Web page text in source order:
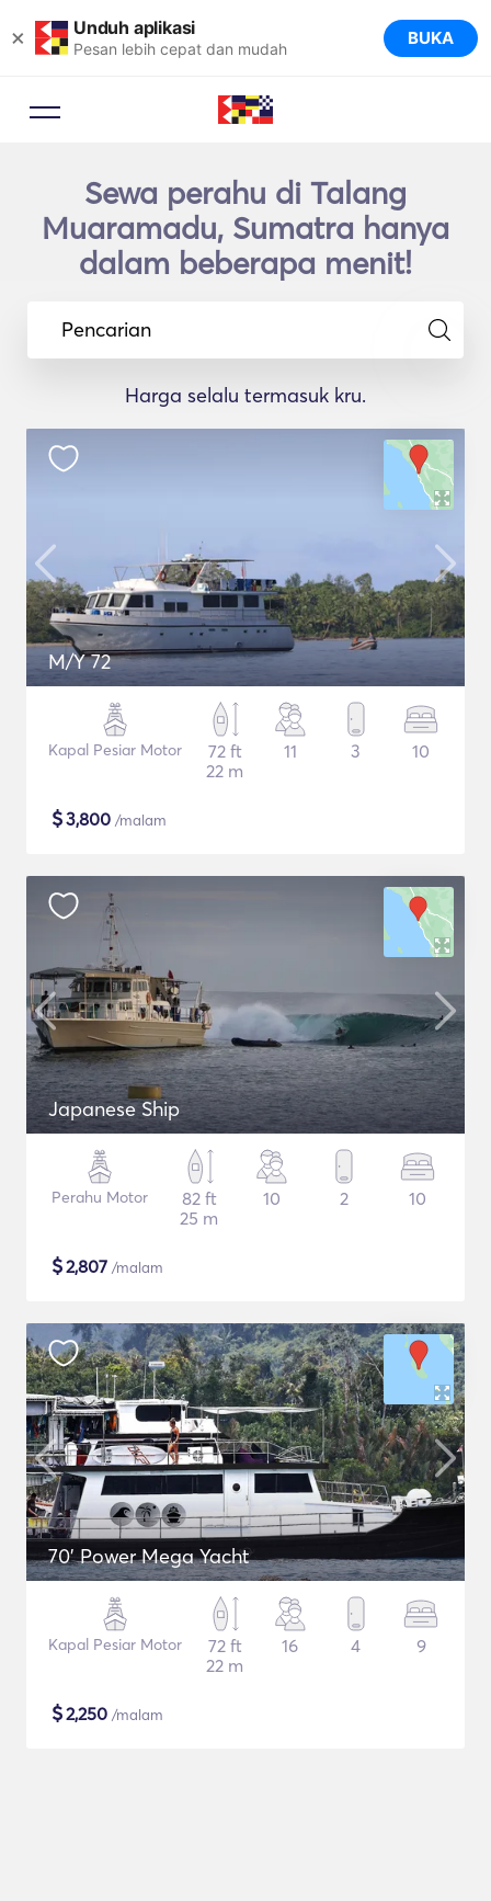
× Unduh aplikasi
Pesan lebih cepat dan mudah BUKA
Sewa perahu di Talang
Muaramadu, Sumatra hanya
dalam beberapa menit!
Pencarian
Harga selalu termasuk kru.
M/Y 72
Kapal Pesiar Motor
72 ft
22 m
11 3 10
$3,800 /malam
Japanese Ship
Perahu Motor
82 ft
25 m
10 2 10
$2,807 /malam
70' Power Mega Yacht
Kapal Pesiar Motor
72 ft
22 m
16 4 9
$2,250 /malam